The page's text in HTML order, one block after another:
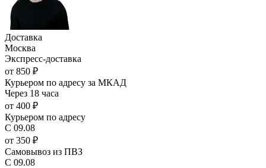
Доставка
Москва
Экспресс-доставка
от 850 ₽
Курьером по адресу за МКАД
Через 18 часа
от 400 ₽
Курьером по адресу
С 09.08
от 350 ₽
Самовывоз из ПВЗ
С 09.08